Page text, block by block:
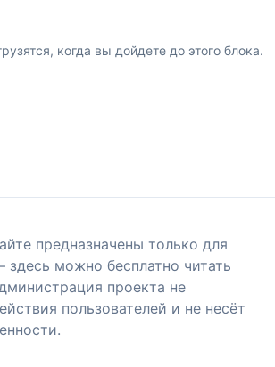
когда вы дойдете до этого блока.
предназначены только для
можно бесплатно читать
проекта не
пользователей и не несёт